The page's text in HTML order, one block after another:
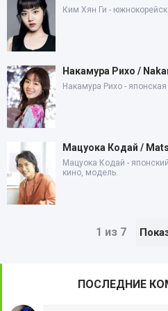
Ким Хян Ги -
Накамура Рихо /
Накамура Рихо -
Мацуока Кодай /
Мацуока Кодай -
кино, модель.
1 из 7
ПОСЛЕДНИЕ